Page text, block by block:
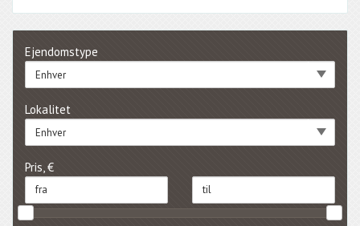
Ejendomstype
Enhver
Lokalitet
Enhver
Pris, €